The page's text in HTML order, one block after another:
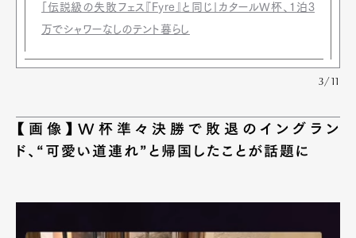
「伝説級の失敗フェス『Fyre』と同じ」カタールW杯、1泊3
万でシャワーなしのテント暮らし
3/11
【画像】W杯準々決勝で敗退のイングラン
ド、“可愛い道連れ”と帰国したことが話題に